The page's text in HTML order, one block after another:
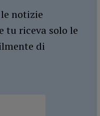
notizie
tu riceva solo le
di